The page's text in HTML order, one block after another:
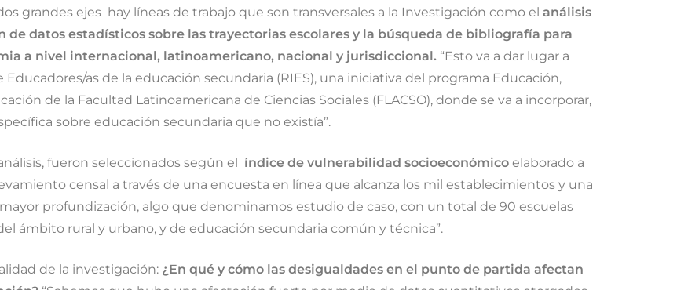
grandes ejes hay líneas de trabajo que son transversales a la Investigación como el análisis
de datos estadísticos sobre las trayectorias escolares y la búsqueda de bibliografía para
a nivel internacional, latinoamericano, nacional y jurisdiccional. “Esto va a dar lugar a
as de la educación secundaria (RIES), una iniciativa del programa Educación,
de la Facultad Latinoamericana de Ciencias Sociales (FLACSO), donde se va a incorporar,
sobre educación secundaria que no existía”.
fueron seleccionados según el índice de vulnerabilidad socioeconómico elaborado a
censal a través de una encuesta en línea que alcanza los mil establecimientos y una
profundización, algo que denominamos estudio de caso, con un total de 90 escuelas
ámbito rural y urbano, y de educación secundaria común y técnica”.
de la investigación: ¿En qué y cómo las desigualdades en el punto de partida afectan